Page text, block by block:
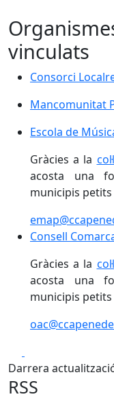
vinculats
Consorci
Mancomunitat
Escola de
Gràcies a la
acosta una
municipis
Consell
Gràcies a la
acosta una
municipis
Darrera
RSS